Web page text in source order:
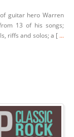
guitar hero Warren
13 of his songs;
riffs and solos; a [ ...